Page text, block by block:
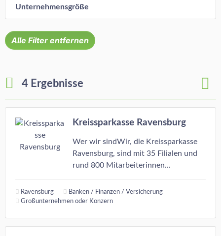
Unternehmensgröße
Alle Filter entfernen
4 Ergebnisse
Kreissparkasse Ravensburg
Wer wir sindWir, die Kreissparkasse
Ravensburg, sind mit 35 Filialen und
rund 800 Mitarbeiterinnen...
Ravensburg
Banken / Finanzen / Versicherung
Großunternehmen oder Konzern